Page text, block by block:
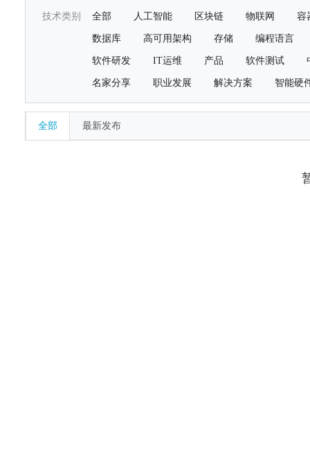
技术类别 全部 人工智能 区块链 物联网 容
数据库 高可用架构 存储 编程语言
软件研发 IT运维 产品 软件测试
名家分享 职业发展 解决方案 智能硬
全部 最新发布